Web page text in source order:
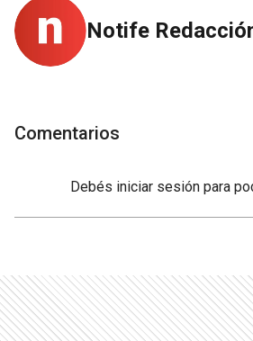
Notife
Comentarios
Debés iniciar sesión para